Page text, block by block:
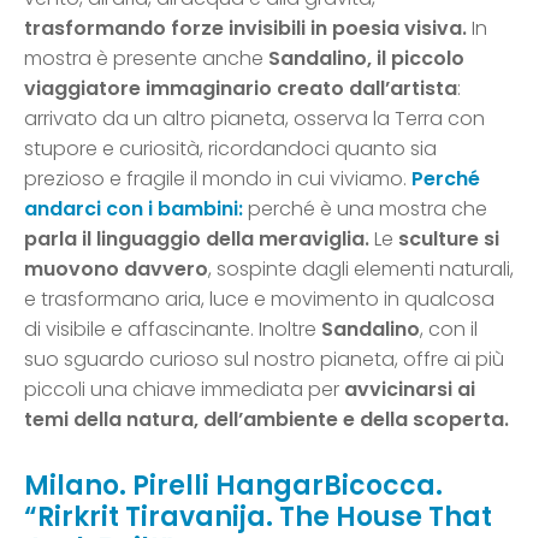
trasformando forze invisibili in poesia visiva.In
mostra è presente anche Sandalino, il piccolo
viaggiatore immaginario creato dall’artista:
arrivato da un altro pianeta, osserva la Terra con
stupore e curiosità, ricordandoci quanto sia
prezioso e fragile il mondo in cui viviamo. Perché
andarci con i bambini:perché è una mostra che
parla il linguaggio della meraviglia.Le sculture si
muovono davvero, sospinte dagli elementi naturali,
e trasformano aria, luce e movimento in qualcosa
di visibile e affascinante. Inoltre Sandalino, con il
suo sguardo curioso sul nostro pianeta, offre ai più
piccoli una chiave immediata per avvicinarsi ai
temi della natura, dell’ambiente e della scoperta.
Milano. Pirelli HangarBicocca.
“Rirkrit Tiravanija. The House That